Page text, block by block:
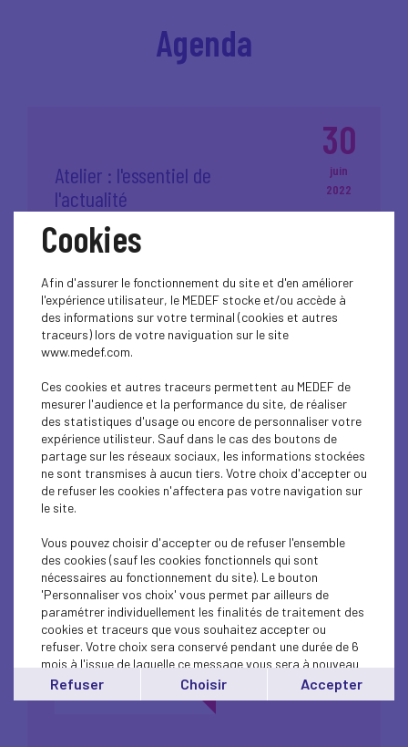
Agenda
30
juin
2022
Atelier : l'essentiel de
l'actualité
Plus d'informations
22
juin
2022
La loi santé au travail
Plus d'informations
juin
Atelier VEE : décret
tertiaire
Plus d'informations
Cookies
Afin d'assurer le fonctionnement du site et d'en améliorer
l'expérience utilisateur, le MEDEF stocke et/ou accède à
des informations sur votre terminal (cookies et autres
traceurs) lors de votre naviguation sur le site
www.medef.com.
Ces cookies et autres traceurs permettent au MEDEF de
mesurer l'audience et la performance du site, de réaliser
des statistiques d'usage ou encore de personnaliser votre
expérience utilisteur. Sauf dans le cas des boutons de
partage sur les réseaux sociaux, les informations stockées
ne sont transmises à aucun tiers. Votre choix d'accepter ou
de refuser les cookies n'affectera pas votre navigation sur
le site.
Vous pouvez choisir d'accepter ou de refuser l'ensemble
des cookies (sauf les cookies fonctionnels qui sont
nécessaires au fonctionnement du site). Le bouton
'Personnaliser vos choix' vous permet par ailleurs de
paramétrer individuellement les finalités de traitement des
cookies et traceurs que vous souhaitez accepter ou
refuser. Votre choix sera conservé pendant une durée de 6
mois à l'issue de laquelle ce message vous sera à nouveau
affiché..
Vous pouvez modifier votre choix à tout moment en
en bas de page.
Refuser Choisir Accepter